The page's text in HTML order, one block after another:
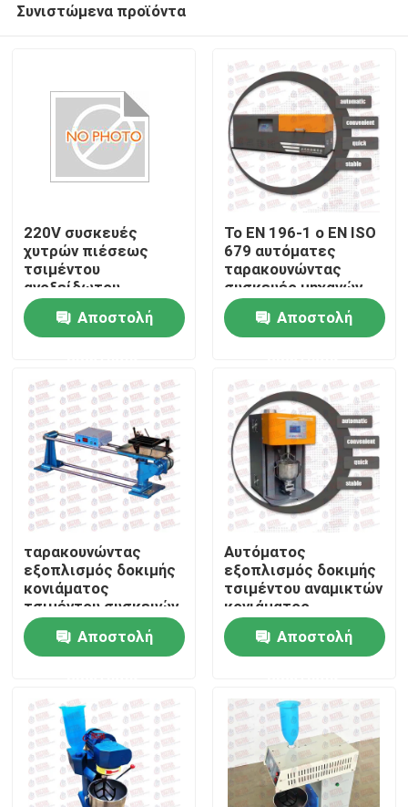
Αρχική Σελίδα
Προϊόντα
Σχετικά με εμάς
Γύρος εργοστασίων
Ποιοτικός έλεγχος
επαφή
Ζητήστε ένα απόσπασμα
Μηχανή εδαφολογικής δοκιμής
Συγκεκριμένη μηχανή δοκιμής
Συνιστώμενα προϊόντα
220V συσκευές
χυτρών πιέσεως
τσιμέντου
ανοξείδωτου
μηχανών δοκιμής
τσιμέντουΑποστολή
Το EN 196-1 ο EN ISO
679 αυτόματες
ταρακουνώντας
συσκευές μηχανών
δοκιμής τσιμέντου
Αποστολή
ταρακουνώντας
εξοπλισμός δοκιμής
κονιάματος
τσιμέντου συσκευών
60RPM εύρους 15mm
Αποστολή
Αυτόματος
εξοπλισμός δοκιμής
τσιμέντου αναμικτών
κονιάματος
Αποστολή